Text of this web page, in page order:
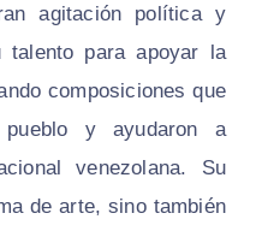
agitación política y
talento para apoyar la
composiciones que
y ayudaron a
venezolana. Su
de arte, sino también